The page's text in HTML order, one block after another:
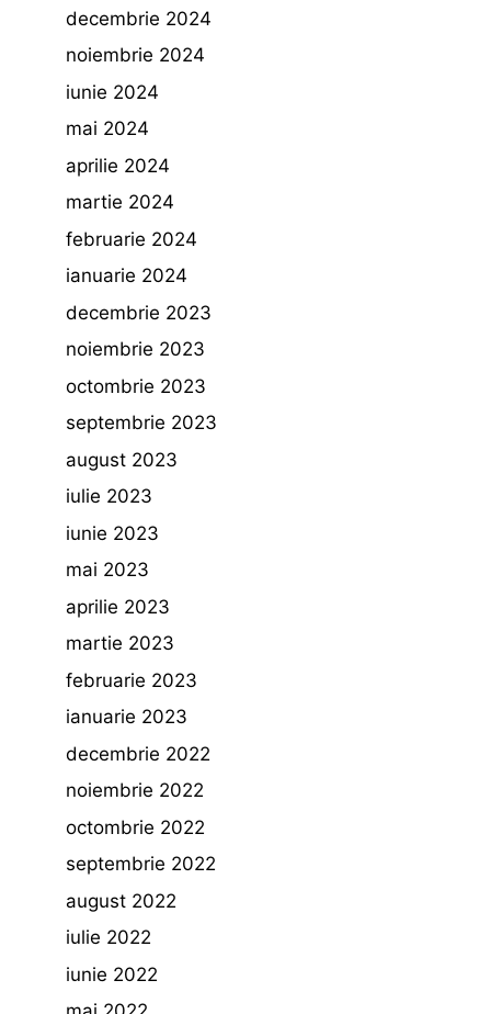
decembrie 2024
noiembrie 2024
iunie 2024
mai 2024
aprilie 2024
martie 2024
februarie 2024
ianuarie 2024
decembrie 2023
noiembrie 2023
octombrie 2023
septembrie 2023
august 2023
iulie 2023
iunie 2023
mai 2023
aprilie 2023
martie 2023
februarie 2023
ianuarie 2023
decembrie 2022
noiembrie 2022
octombrie 2022
septembrie 2022
august 2022
iulie 2022
iunie 2022